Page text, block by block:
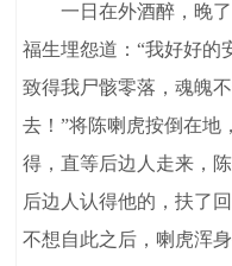
一日在外酒醉，晚了
福生埋怨道：“我好好的
致得我尸骸零落，魂魄
去！”将陈喇虎按倒在地
得，直等后边人走来，
后边人认得他的，扶了
不想自此之后，喇虎浑